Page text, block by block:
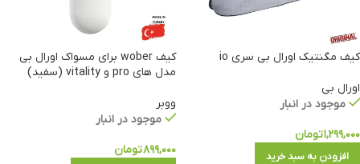
کیف مگنتیک اورال بی سری io
اورال بی
موجود در انبار
۱,۲۹۹,۰۰۰تومان
افزودن به سبد خرید
کیف wober برای مسواک اورال بی
مدل های pro و vitality (سفید)
ووبر
موجود در انبار
۸۹۹,۰۰۰تومان